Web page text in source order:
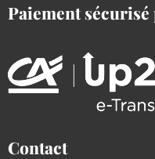
Paiement
Contact